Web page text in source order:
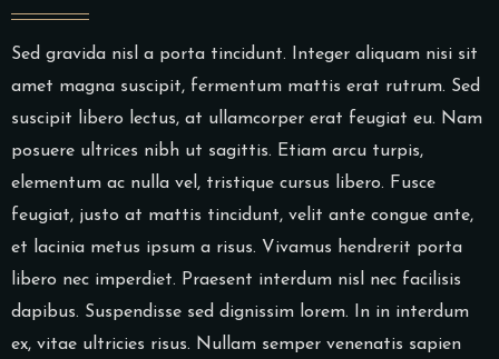
Sed gravida nisl a porta tincidunt. Integer aliquam nisi sit
amet magna suscipit, fermentum mattis erat rutrum. Sed
suscipit libero lectus, at ullamcorper erat feugiat eu. Nam
posuere ultrices nibh ut sagittis. Etiam arcu turpis,
elementum ac nulla vel, tristique cursus libero. Fusce
feugiat, justo at mattis tincidunt, velit ante congue ante,
et lacinia metus ipsum a risus. Vivamus hendrerit porta
libero nec imperdiet. Praesent interdum nisl nec facilisis
dapibus. Suspendisse sed dignissim lorem. In in interdum
ex, vitae ultricies risus. Nullam semper venenatis sapien